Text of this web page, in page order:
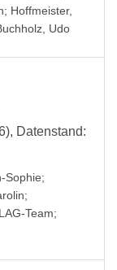
; Hoffmeister,
Udo
Datenstand:
Sophie;
;
Team;